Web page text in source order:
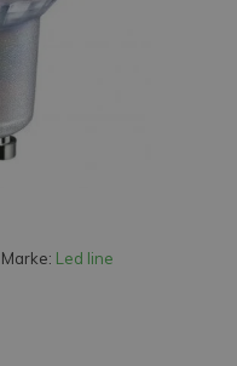
Marke: Led line